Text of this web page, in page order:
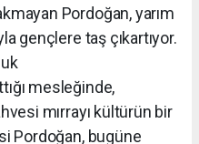
Pordoğan, yarım
gençlere taş çıkartıyor.
mesleğinde,
mırrayı kültürün bir
Pordoğan, bugüne